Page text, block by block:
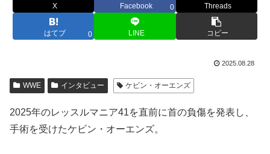
X Facebook 0 Threads
はてブ 0 LINE コピー
2025.08.28
WWE インタビュー ケビン・オーエンズ
2025年のレッスルマニア41を直前に首の負傷を発表し、
手術を受けたケビン・オーエンズ。